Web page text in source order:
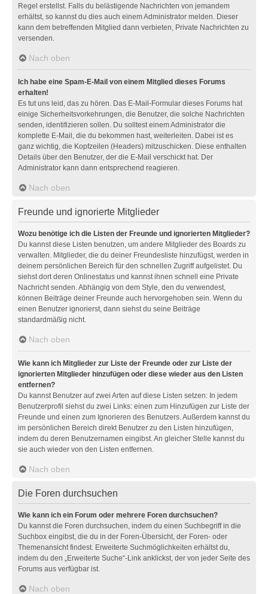
Regel erstellst. Falls du belästigende Nachrichten von jemandem
erhältst, so kannst du dies auch einem Administrator melden. Dieser
kann dem betreffenden Mitglied dann verbieten, Private Nachrichten zu
versenden.
Nach oben
Ich habe eine Spam-E-Mail von einem Mitglied dieses Forums
erhalten!
Es tut uns leid, das zu hören. Das E-Mail-Formular dieses Forums hat
einige Sicherheitsvorkehrungen, die Benutzer, die solche Nachrichten
senden, identifizieren sollen. Du solltest einem Administrator die
komplette E-Mail, die du bekommen hast, weiterleiten. Dabei ist es
ganz wichtig, die Kopfzeilen (Headers) mitzuschicken. Diese enthalten
Details über den Benutzer, der die E-Mail verschickt hat. Der
Administrator kann dann entsprechend reagieren.
Nach oben
Freunde und ignorierte Mitglieder
Wozu benötige ich die Listen der Freunde und ignorierten Mitglieder?
Du kannst diese Listen benutzen, um andere Mitglieder des Boards zu
verwalten. Mitglieder, die du deiner Freundesliste hinzufügst, werden in
deinem persönlichen Bereich für den schnellen Zugriff aufgelistet. Du
siehst dort deren Onlinestatus und kannst ihnen schnell eine Private
Nachricht senden. Abhängig von dem Style, den du verwendest,
können Beiträge deiner Freunde auch hervorgehoben sein. Wenn du
einen Benutzer ignorierst, dann siehst du seine Beiträge
standardmäßig nicht.
Nach oben
Wie kann ich Mitglieder zur Liste der Freunde oder zur Liste der
ignorierten Mitglieder hinzufügen oder diese wieder aus den Listen
entfernen?
Du kannst Benutzer auf zwei Arten auf diese Listen setzen: In jedem
Benutzerprofil siehst du zwei Links: einen zum Hinzufügen zur Liste der
Freunde und einen zum Ignorieren des Benutzers. Außerdem kannst du
im persönlichen Bereich direkt Benutzer zu den Listen hinzufügen,
indem du deren Benutzernamen eingibst. An gleicher Stelle kannst du
sie auch wieder von den Listen entfernen.
Nach oben
Die Foren durchsuchen
Wie kann ich ein Forum oder mehrere Foren durchsuchen?
Du kannst die Foren durchsuchen, indem du einen Suchbegriff in die
Suchbox eingibst, die du in der Foren-Übersicht, der Foren- oder
Themenansicht findest. Erweiterte Suchmöglichkeiten erhältst du,
indem du den „Erweiterte Suche“-Link anklickst, der von jeder Seite des
Forums aus verfügbar ist.
Nach oben